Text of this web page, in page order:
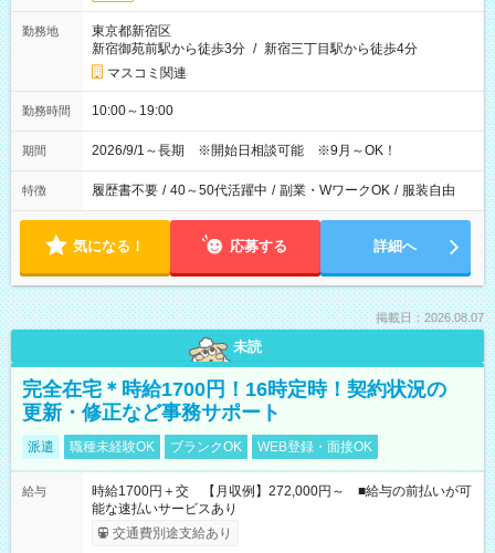
勤務地
東京都新宿区
新宿御苑前駅から徒歩3分 / 新宿三丁目駅から徒歩4分
マスコミ関連
勤務時間 10:00～19:00
期間 2026/9/1～長期 ※開始日相談可能 ※9月～OK！
特徴 履歴書不要 / 40～50代活躍中 / 副業・WワークOK / 服装自由
気になる！ 応募する 詳細へ
掲載日：2026.08.07
未読
完全在宅＊時給1700円！16時定時！契約状況の
更新・修正など事務サポート
派遣 職種未経験OK ブランクOK WEB登録・面接OK
給与
時給1700円＋交 【月収例】272,000円～ ■給与の前払いが可
能な速払いサービスあり
交通費別途支給あり